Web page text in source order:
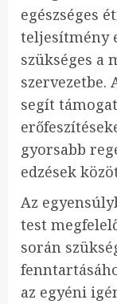
egészséges
teljesítmény
szükséges a
szervezetbe.
segít
gyorsabb
edzések
Az
test
során
az egyéni